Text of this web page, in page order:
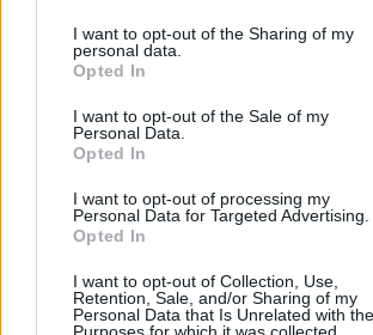
not limited to your visit or usage behaviour.
grant or deny consent to Google and its
use your data for below specified purposes
consent section.
I want to opt-out of the Sharing of my
personal data.
Opted In
I want to opt-out of the Sale of my
Personal Data.
Opted In
I want to opt-out of processing my
Personal Data for Targeted Advertising.
Opted In
I want to opt-out of Collection, Use,
Retention, Sale, and/or Sharing of my
Personal Data that Is Unrelated with the
6 anni fa
armi cronaca roma Denunciato
ARTICOLI CORRELATI